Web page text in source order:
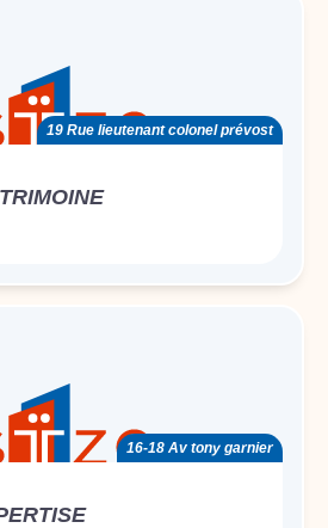
19 Rue lieutenant colonel prévost
16-18 Av tony garnier